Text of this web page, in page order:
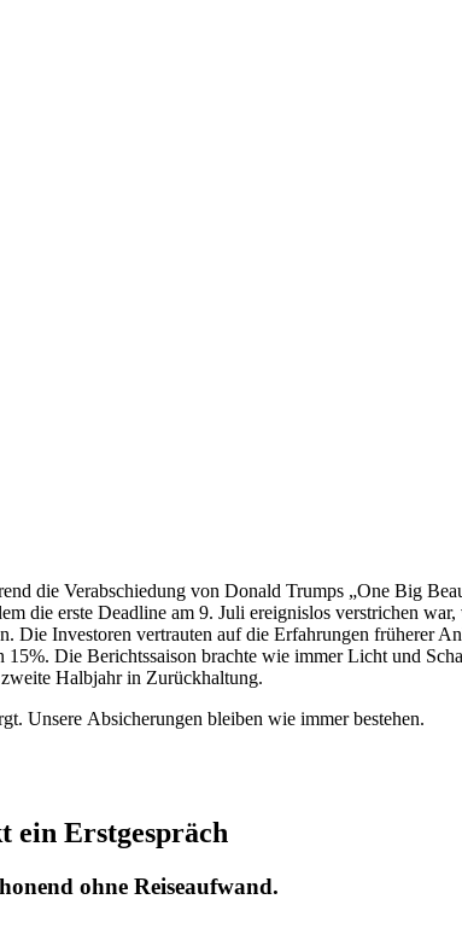
die Verabschiedung von Donald Trumps „One Big
die erste Deadline am 9. Juli ereignislos verstrichen
Investoren vertrauten auf die Erfahrungen früherer
Die Berichtssaison brachte wie immer Licht und
Halbjahr in Zurückhaltung.
Unsere Absicherungen bleiben wie immer bestehen.
ein Erstgespräch
ohne Reiseaufwand.